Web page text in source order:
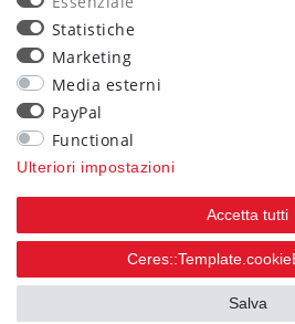
Statistiche
Marketing
Media esterni
PayPal
Functional
Ulteriori impostazioni
Accetta tutti
Salva
Confermo di aver letto la
90
trees were planted